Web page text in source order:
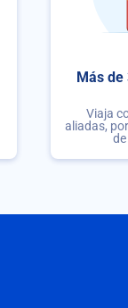
Más
Viaja
aliadas,